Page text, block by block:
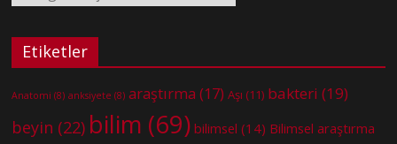
Etiketler
Anatomi (8) anksiyete (8) araştırma (17) Aşı (11) bakteri (19)
beyin (22) bilim (69) bilimsel (14) Bilimsel araştırma